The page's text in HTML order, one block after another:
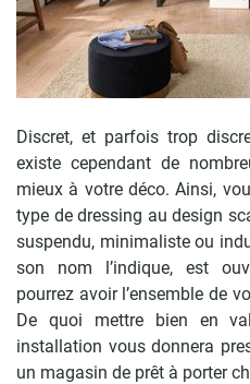
Discret, et parfois trop
existe cependant de
mieux à votre déco. Ainsi,
type de dressing au design
suspendu, minimaliste ou
son nom l’indique, est
pourrez avoir l’ensemble de
De quoi mettre bien en
installation vous donnera
un magasin de prêt à porter